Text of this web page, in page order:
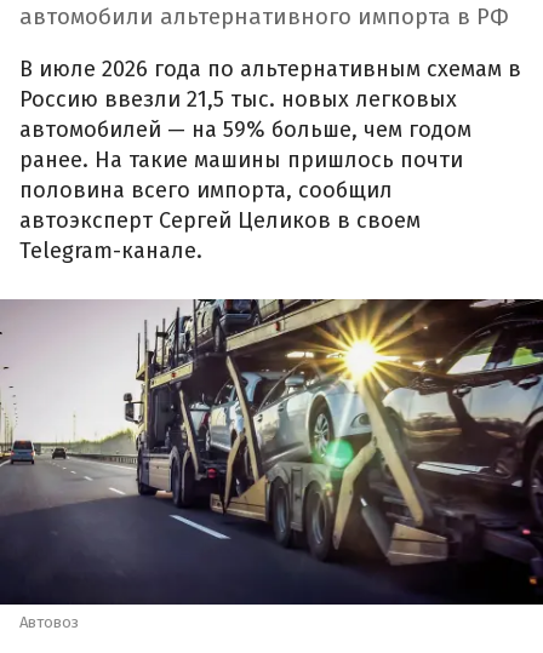
автомобили альтернативного импорта в РФ
В июле 2026 года по альтернативным схемам в
Россию ввезли 21,5 тыс. новых легковых
автомобилей — на 59% больше, чем годом
ранее. На такие машины пришлось почти
половина всего импорта, сообщил
автоэксперт Сергей Целиков в своем
Telegram-канале.
Автовоз